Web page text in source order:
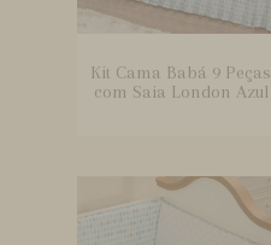
Kit Cama Babá 9 Peças
com Saia London Azul